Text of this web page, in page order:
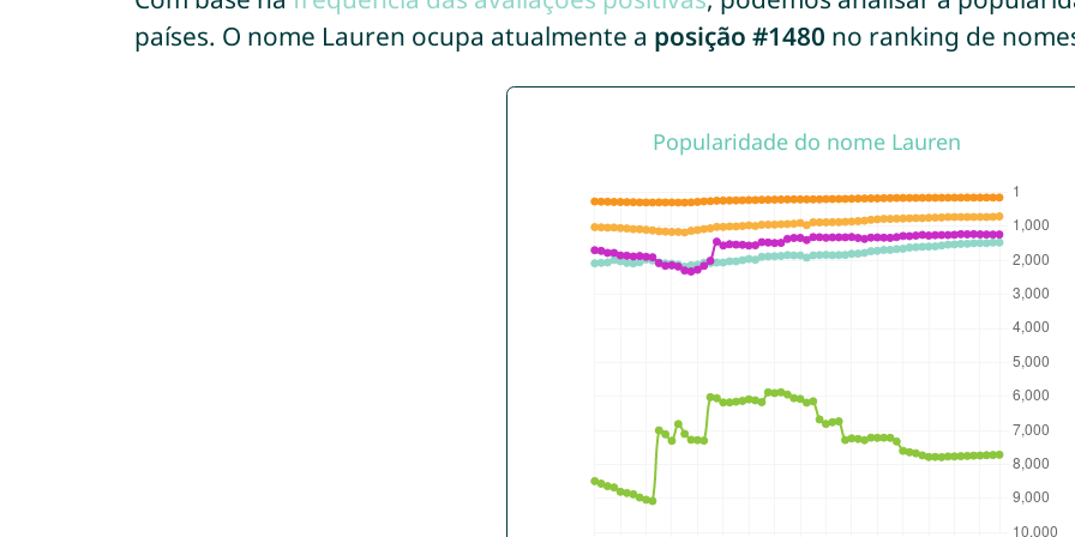
países. O nome Lauren ocupa atualmente a posição #1480 no ranking de